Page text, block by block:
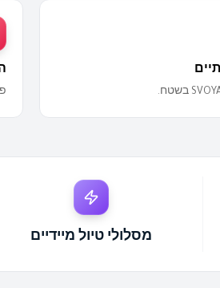
מסלולי טיול מיידיים